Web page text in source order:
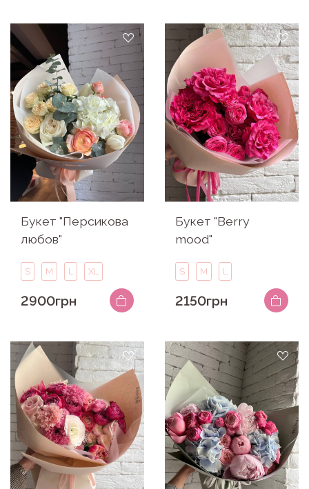
Букет "Персикова
любов"
S M L XL
2900грн
Букет "Berry
mood"
S M L
2150грн